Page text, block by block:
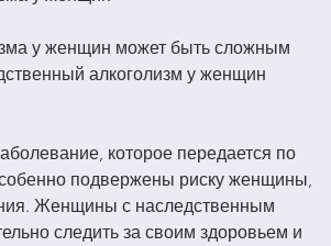
у женщин может быть сложным
алкоголизм у женщин
которое передается по
подвержены риску женщины,
Женщины с наследственным
следить за своим здоровьем и